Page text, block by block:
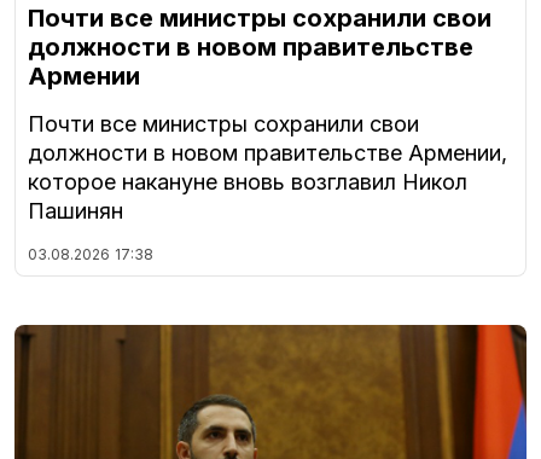
Почти все министры сохранили свои
должности в новом правительстве
Армении
Почти все министры сохранили свои
должности в новом правительстве Армении,
которое накануне вновь возглавил Никол
Пашинян
03.08.2026 17:38